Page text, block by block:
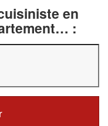
en
: